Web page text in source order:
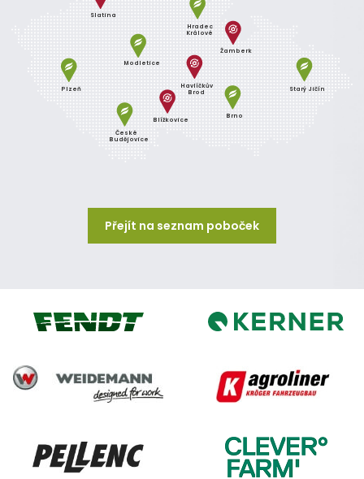
Brno
Slatina
Blížkovice
Havlíčkův
Brod
Žamberk
Starý Jičín
Hradec
Králové
Modletice
České
Budějovice
Plzeň
Přejít na seznam poboček
Fendt Kerner
Weidemann Agroliner
Pellenc CleverFarm